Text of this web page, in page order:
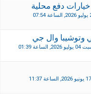
وتوشيبا وال جي
الساعة 01:39